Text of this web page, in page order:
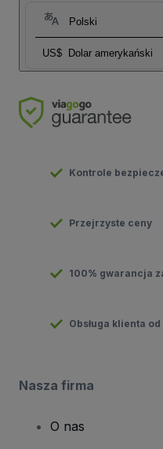
Polski
US$ Dolar amerykański
Kontrole
Przejrzyste ceny
100% gwarancja
Obsługa klienta
Nasza firma
O nas